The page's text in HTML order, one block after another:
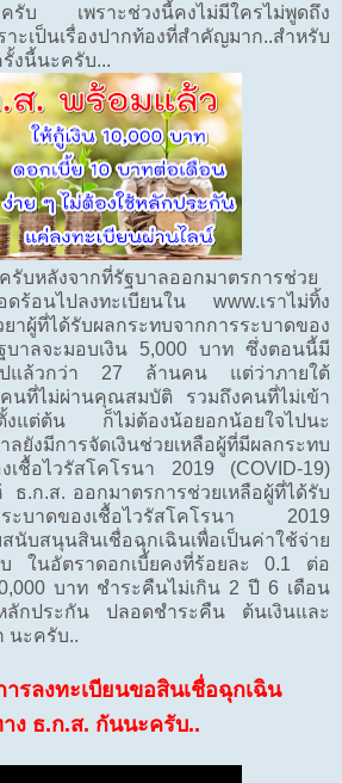
ครับ เพราะช่วงนี้คงไม่มีใครไม่พูดถึง
ป็นเรื่องปากท้องที่สำคัญมาก..สำหรับ
งนี้นะครับ...
รับหลังจากที่รัฐบาลออกมาตรการช่วย
ดร้อนไปลงทะเบียนใน www.เราไม่ทิ้ง
าผู้ที่ได้รับผลกระทบจากการระบาดของ
าลจะมอบเงิน 5,000 บาท ซึ่งตอนนี้มี
ไปแล้วกว่า 27 ล้านคน แต่ว่าภายใต้
นที่ไม่ผ่านคุณสมบัติ รวมถึงคนที่ไม่เข้า
ตั้งแต่ต้น ก็ไม่ต้องน้อยอกน้อยใจไปนะ
ยังมีการจัดเงินช่วยเหลือผู้ที่มีผลกระทบ
เชื้อไวรัสโคโรนา 2019 (COVID-19)
.ก.ส. ออกมาตรการช่วยเหลือผู้ที่ได้รับ
ระบาดของเชื้อไวรัสโคโรนา 2019
สนุนสินเชื่อฉุกเฉินเพื่อเป็นค่าใช้จ่าย
บ ในอัตราดอกเบี้ยคงที่ร้อยละ 0.1 ต่อ
บาท ชำระคืนไม่เกิน 2 ปี 6 เดือน
ลักประกัน ปลอดชำระคืน ต้นเงินและ
นะครับ..
รลงทะเบียนขอสินเชื่อฉุกเฉิน
ง ธ.ก.ส. กันนะครับ..